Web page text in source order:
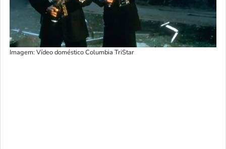
Imagem: Vídeo doméstico Columbia TriStar